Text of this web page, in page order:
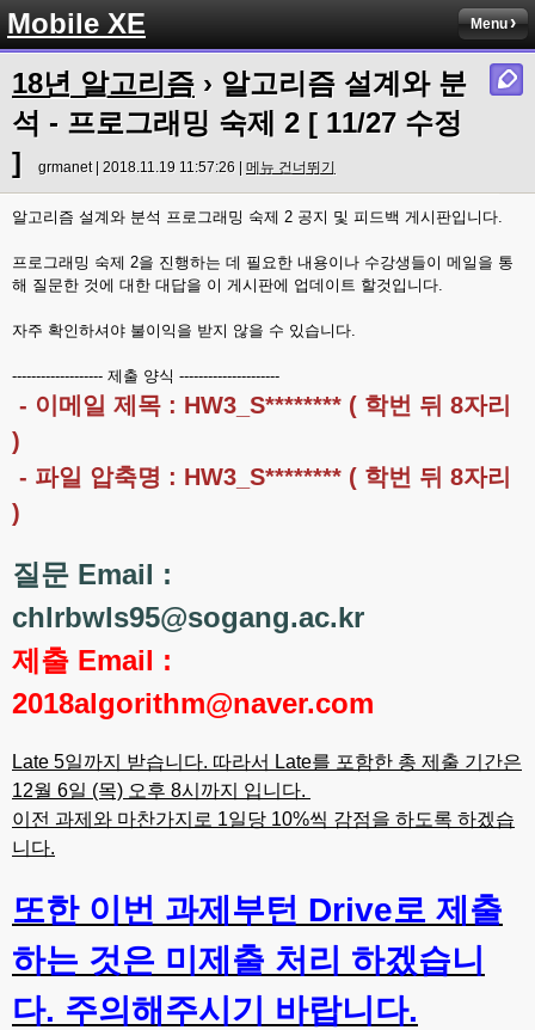
Mobile XE Menu
18년 알고리즘 › 알고리즘 설계와 분
석 - 프로그래밍 숙제 2 [ 11/27 수정
]
grmanet | 2018.11.19 11:57:26 | 메뉴 건너뛰기
알고리즘 설계와 분석 프로그래밍 숙제 2 공지 및 피드백 게시판입니다.
프로그래밍 숙제 2을 진행하는 데 필요한 내용이나 수강생들이 메일을 통
해 질문한 것에 대한 대답을 이 게시판에 업데이트 할것입니다.
자주 확인하셔야 불이익을 받지 않을 수 있습니다.
------------------- 제출 양식 ---------------------
- 이메일 제목 : HW3_S******** ( 학번 뒤 8자리
)
- 파일 압축명 : HW3_S******** ( 학번 뒤 8자리
)
질문 Email :
chlrbwls95@sogang.ac.kr
제출 Email :
2018algorithm@naver.com
Late 5일까지 받습니다. 따라서 Late를 포함한 총 제출 기간은
12월 6일 (목) 오후 8시까지 입니다.
이전 과제와 마찬가지로 1일당 10%씩 감점을 하도록 하겠습
니다.
또한 이번 과제부턴 Drive로 제출
하는 것은 미제출 처리 하겠습니
다. 주의해주시기 바랍니다.